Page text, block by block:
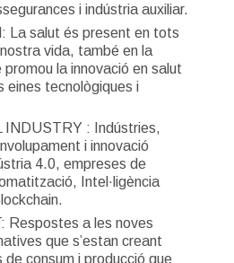
i indústria auxiliar.
La salut és present en tots
vida, també en la
la innovació en salut
eines tecnològiques i
INDUSTRY : Indústries,
i innovació
4.0, empreses de
Intel·ligència
Respostes a les noves
que s’estan creant
de consum i producció que